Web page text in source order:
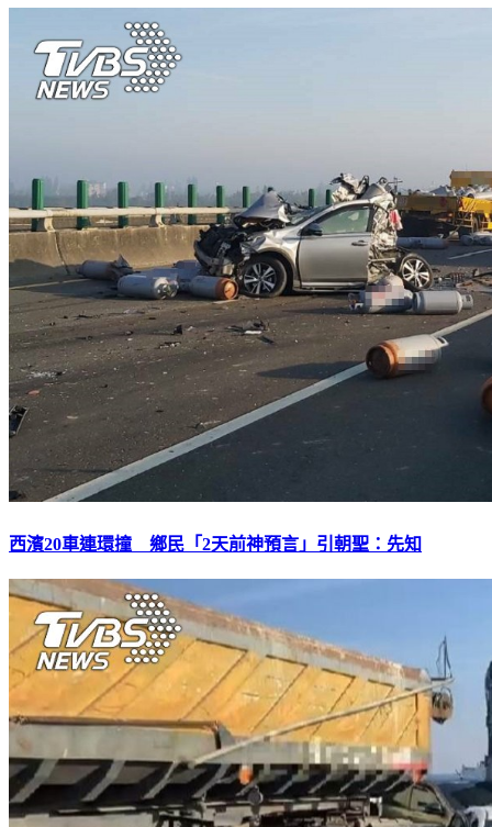
西濱20車連環撞 鄉民「2天前神預言」引朝聖：先知